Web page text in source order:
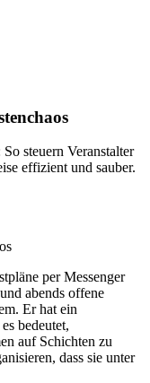
steuern Veranstalter
effizient und sauber.
per Messenger
abends offene
Er hat ein
bedeutet,
auf Schichten zu
dass sie unter